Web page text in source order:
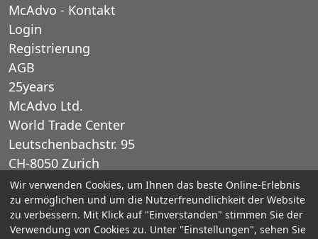
McAdvo - Kontakt
Login
Registrierung
AGB
25years
McAdvo Ltd.
World Trade Center
Leutschenbachstr. 95
CH-8050 Zurich
Schweiz
E-Mail: office@mcadvo.com
Wir verwenden Cookies, um Ihnen das beste Online-Erlebnis
zu ermöglichen und um die Nutzerfreundlichkeit der Website
zu verbessern. Mit Klick auf "Einverstanden" stimmen Sie der
Verwendung von Cookies zu. Unter "Einstellungen", sehen Sie